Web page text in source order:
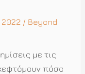
2022 / Beyond
με τις
πόσο